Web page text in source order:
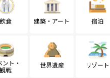
飲食 建築・アート 宿泊
ント・
観戦
世界遺産 リゾート